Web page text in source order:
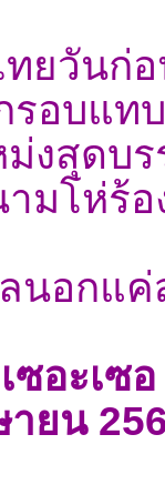
ทยวันก่
รอบแท
ม่งสุดบ
ามโห่
นอกแค่
อะเซอ
ายน